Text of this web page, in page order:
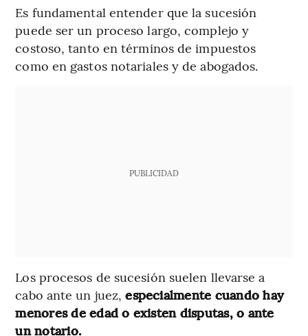
Es fundamental entender que la sucesión
puede ser un proceso largo, complejo y
costoso, tanto en términos de impuestos
como en gastos notariales y de abogados.
PUBLICIDAD
Los procesos de sucesión suelen llevarse a
cabo ante un juez,especialmente cuando hay
menores de edad o existen disputas, o ante
un notario.